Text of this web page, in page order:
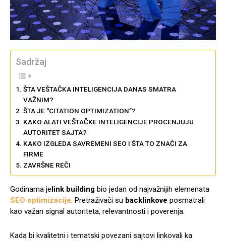
Sadržaj
ŠTA VEŠTAČKA INTELIGENCIJA DANAS SMATRA
VAŽNIM?
ŠTA JE “CITATION OPTIMIZATION”?
KAKO ALATI VEŠTAČKE INTELIGENCIJE PROCENJUJU
AUTORITET SAJTA?
KAKO IZGLEDA SAVREMENI SEO I ŠTA TO ZNAČI ZA
FIRME
ZAVRŠNE REČI
Godinama jelink building bio jedan od najvažnijih elemenata
SEO optimizacije. Pretraživači su backlinkove posmatrali
kao važan signal autoriteta, relevantnosti i poverenja.
Kada bi kvalitetni i tematski povezani sajtovi linkovali ka